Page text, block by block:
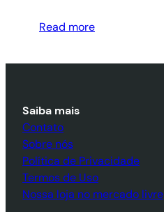
Read more
Saiba mais
Contato
Sobre nós
Política de Privacidade
Termos de Uso
Nossa loja no mercado livre